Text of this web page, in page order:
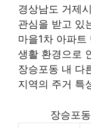
경상남도 거제
관심을 받고 있
마을1차 아파
생활 환경으로
장승포동 내 다
지역의 주거 특
장승포